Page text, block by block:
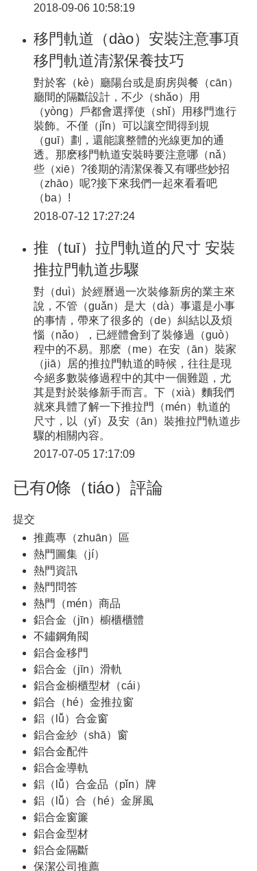
2018-09-06 10:58:19
移門軌道（dào）安裝注意事項
移門軌道清潔保養技巧
對於客（kè）廳陽台或是廚房與餐（cān）
廳間的隔斷設計，不少（shǎo）用
（yòng）戶都會選擇使（shǐ）用移門進行
裝飾。不僅（jǐn）可以讓空間得到規
（guī）劃，還能讓整體的光線更加的通
透。那麽移門軌道安裝時要注意哪（nǎ）
些（xiē）?後期的清潔保養又有哪些妙招
（zhāo）呢?接下來我們一起來看看吧
（ba）!
2018-07-12 17:27:24
推（tuī）拉門軌道的尺寸 安裝
推拉門軌道步驟
對（duì）於經曆過一次裝修新房的業主來
說，不管（guǎn）是大（dà）事還是小事
的事情，帶來了很多的（de）糾結以及煩
惱（nǎo），已經體會到了裝修過（guò）
程中的不易。那麽（me）在安（ān）裝家
（jiā）居的推拉門軌道的時候，往往是現
今絕多數裝修過程中的其中一個難題，尤
其是對於裝修新手而言。下（xià）麵我們
就來具體了解一下推拉門（mén）軌道的
尺寸，以（yǐ）及安（ān）裝推拉門軌道步
驟的相關內容。
2017-07-05 17:17:09
已有0條（tiáo）評論
提交
推薦專（zhuān）區
熱門圖集（jí）
熱門資訊
熱門問答
熱門（mén）商品
鋁合金（jīn）櫥櫃櫃體
不鏽鋼角閥
鋁合金移門
鋁合金（jīn）滑軌
鋁合金櫥櫃型材（cái）
鋁合（hé）金推拉窗
鋁（lǚ）合金窗
鋁合金紗（shā）窗
鋁合金配件
鋁合金導軌
鋁（lǚ）合金品（pǐn）牌
鋁（lǚ）合（hé）金屏風
鋁合金窗簾
鋁合金型材
鋁合金隔斷
保潔公司推薦